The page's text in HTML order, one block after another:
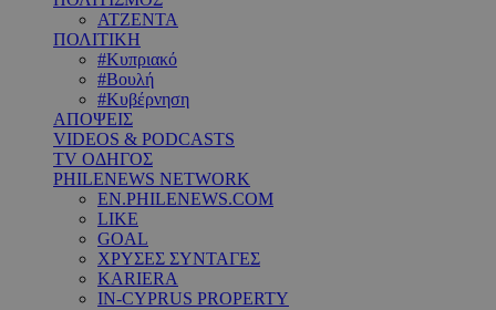
ΑΤΖΕΝΤΑ
ΠΟΛΙΤΙΚΗ
#Κυπριακό
#Βουλή
#Κυβέρνηση
ΑΠΟΨΕΙΣ
VIDEOS & PODCASTS
TV ΟΔΗΓΟΣ
PHILENEWS NETWORK
EN.PHILENEWS.COM
LIKE
GOAL
ΧΡΥΣΕΣ ΣΥΝΤΑΓΕΣ
KARIERA
IN-CYPRUS PROPERTY